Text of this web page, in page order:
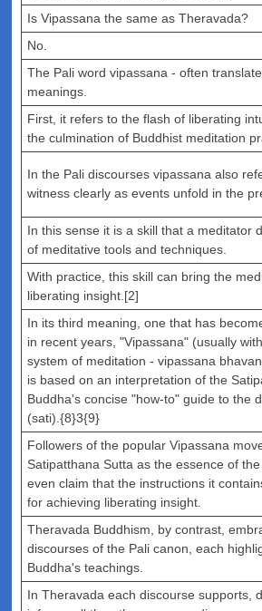
Is Vipassana the same as Theravada?
No.
The Pali word vipassana - often
meanings.
First, it refers to the flash of liberating
the culmination of Buddhist meditation
In the Pali discourses vipassana also
witness clearly as events unfold in the
In this sense it is a skill that a meditator
of meditative tools and techniques.
With practice, this skill can bring the
liberating insight.[2]
In its third meaning, one that has
in recent years, "Vipassana" (usually
system of meditation - vipassana
is based on an interpretation of the
Buddha's concise "how-to" guide to the
(sati).{8}3{9}
Followers of the popular Vipassana
Satipatthana Sutta as the essence of
even claim that the instructions it
for achieving liberating insight.
Theravada Buddhism, by contrast,
discourses of the Pali canon, each
Buddha's teachings.
In Theravada each discourse supports,